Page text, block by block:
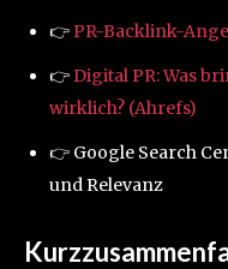
👉PR-Backlink-
👉Digital PR: Was
wirklich? (Ahrefs)
👉 Google Search
und Relevanz